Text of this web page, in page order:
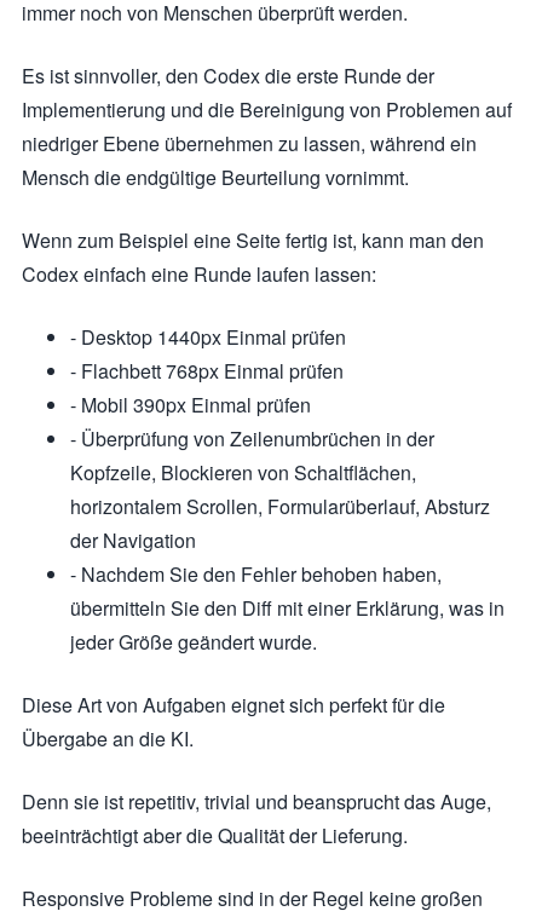
immer noch von Menschen überprüft werden.
Es ist sinnvoller, den Codex die erste Runde der
Implementierung und die Bereinigung von Problemen auf
niedriger Ebene übernehmen zu lassen, während ein
Mensch die endgültige Beurteilung vornimmt.
Wenn zum Beispiel eine Seite fertig ist, kann man den
Codex einfach eine Runde laufen lassen:
- Desktop 1440px Einmal prüfen
- Flachbett 768px Einmal prüfen
- Mobil 390px Einmal prüfen
- Überprüfung von Zeilenumbrüchen in der
Kopfzeile, Blockieren von Schaltflächen,
horizontalem Scrollen, Formularüberlauf, Absturz
der Navigation
- Nachdem Sie den Fehler behoben haben,
übermitteln Sie den Diff mit einer Erklärung, was in
jeder Größe geändert wurde.
Diese Art von Aufgaben eignet sich perfekt für die
Übergabe an die KI.
Denn sie ist repetitiv, trivial und beansprucht das Auge,
beeinträchtigt aber die Qualität der Lieferung.
Responsive Probleme sind in der Regel keine großen